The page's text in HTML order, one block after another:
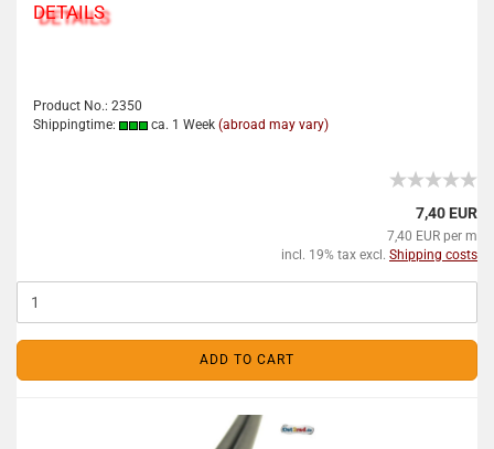
DETAILS
Product No.: 2350
Shippingtime:
ca. 1 Week (abroad may vary)
7,40 EUR
7,40 EUR per m
incl. 19% tax excl. Shipping costs
ADD TO CART